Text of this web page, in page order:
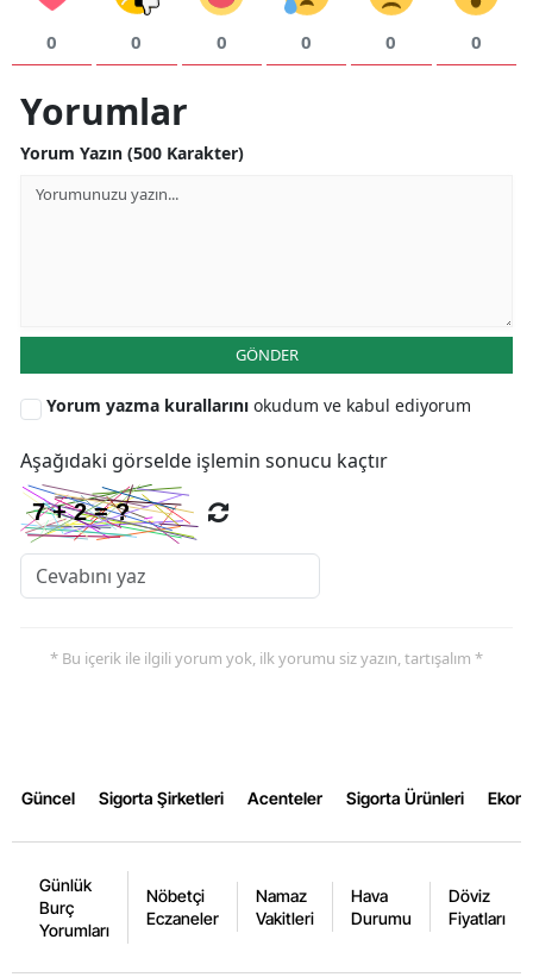
0 0 0 0 0 0
Yorumlar
Yorum Yazın (500 Karakter)
GÖNDER
Yorum yazma kurallarını okudum ve kabul ediyorum
Aşağıdaki görselde işlemin sonucu kaçtır
* Bu içerik ile ilgili yorum yok, ilk yorumu siz yazın, tartışalım *
Güncel Sigorta Şirketleri Acenteler Sigorta Ürünleri
Günlük
Burç
Yorumları
Nöbetçi
Eczaneler
Namaz
Vakitleri
Hava
Durumu
Döviz
Fiyatları